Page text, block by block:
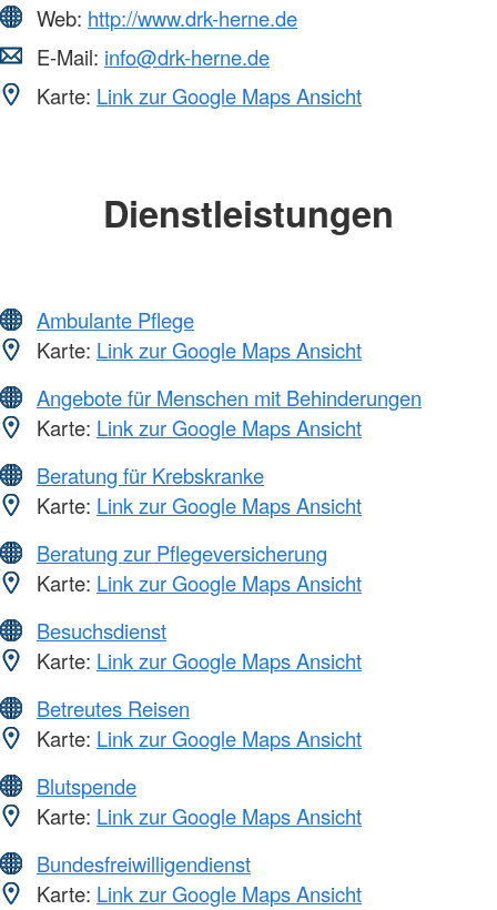
Web: http://www.drk-herne.de
E-Mail: info@drk-herne.de
Karte: Link zur Google Maps Ansicht
Dienstleistungen
Ambulante Pflege
Karte: Link zur Google Maps Ansicht
Angebote für Menschen mit Behinderungen
Karte: Link zur Google Maps Ansicht
Beratung für Krebskranke
Karte: Link zur Google Maps Ansicht
Beratung zur Pflegeversicherung
Karte: Link zur Google Maps Ansicht
Besuchsdienst
Karte: Link zur Google Maps Ansicht
Betreutes Reisen
Karte: Link zur Google Maps Ansicht
Blutspende
Karte: Link zur Google Maps Ansicht
Bundesfreiwilligendienst
Karte: Link zur Google Maps Ansicht